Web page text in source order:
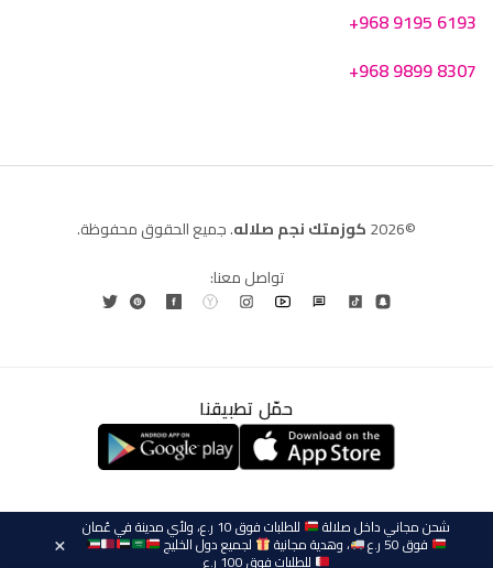
+968 9195 6193
+968 9899 8307
©2026 كوزمتك نجم صلاله. جميع الحقوق محفوظة.
تواصل معنا:
حمّل تطبيقنا
شحن مجاني داخل صلالة للطلبات فوق 10 ر.ع، ولأي مدينة في عُمان
فوق 50 ر.ع ، وهدية مجانية لجميع دول الخليج
للطلبات فوق 100 ر.ع
×
العربية English
(الإنجليزية)